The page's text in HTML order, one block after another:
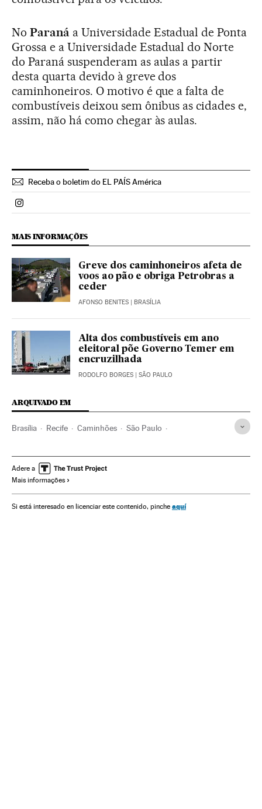
No Paraná a Universidade Estadual de Ponta
Grossa e a Universidade Estadual do Norte
do Paraná suspenderam as aulas a partir
desta quarta devido à greve dos
caminhoneiros. O motivo é que a falta de
combustíveis deixou sem ônibus as cidades e,
assim, não há como chegar às aulas.
Receba o boletim do EL PAÍS América
Politica El País Brasil en Instagram
MAIS INFORMAÇÕES
Greve dos caminhoneiros afeta de
voos ao pão e obriga Petrobras a
ceder
AFONSO BENITES | BRASÍLIA
Alta dos combustíveis em ano
eleitoral põe Governo Temer em
encruzilhada
RODOLFO BORGES | SÃO PAULO
ARQUIVADO EM
Brasília Recife Caminhões São Paulo
Michel Temer Estado São Paulo
Preço energia
Conflitos políticos Relações trabalhistas Empresas
Adere a
Mais informações
Si está interesado en licenciar este contenido, pinche aquí